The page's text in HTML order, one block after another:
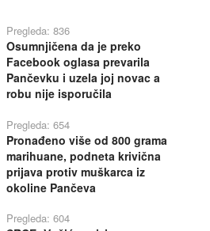
Pregleda: 836
Osumnjičena da je preko
Facebook oglasa prevarila
Pančevku i uzela joj novac a
robu nije isporučila
Pregleda: 654
Pronađeno više od 800 grama
marihuane, podneta krivična
prijava protiv muškarca iz
okoline Pančeva
Pregleda: 604